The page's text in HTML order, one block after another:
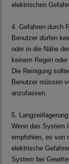
elektrischen
4. Gefahren durch
Benutzer dürfen
oder in die Nähe
keinem Regen
Die Reinigung sollte
Benutzer müssen
anzufassen.
5. Langzeitlagerung:
Wenn das System
empfohlen, es von
elektrische
System bei